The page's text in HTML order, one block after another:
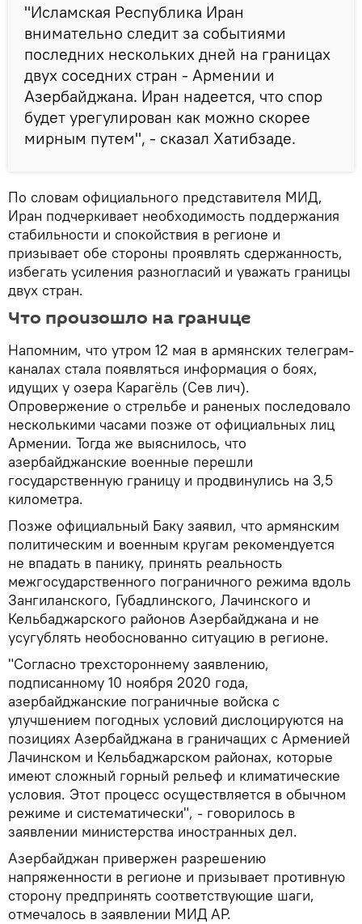
"Исламская Республика Иран
внимательно следит за событиями
последних нескольких дней на границах
двух соседних стран - Армении и
Азербайджана. Иран надеется, что спор
будет урегулирован как можно скорее
мирным путем", - сказал Хатибзаде.
По словам официального представителя МИД,
Иран подчеркивает необходимость поддержания
стабильности и спокойствия в регионе и
призывает обе стороны проявлять сдержанность,
избегать усиления разногласий и уважать границы
двух стран.
Что произошло на границе
Напомним, что утром 12 мая в армянских телеграм-
каналах стала появляться информация о боях,
идущих у озера Карагёль (Сев лич).
Опровержение о стрельбе и раненых последовало
несколькими часами позже от официальных лиц
Армении. Тогда же выяснилось, что
азербайджанские военные перешли
государственную границу и продвинулись на 3,5
километра.
Позже официальный Баку заявил, что армянским
политическим и военным кругам рекомендуется
не впадать в панику, принять реальность
межгосударственного пограничного режима вдоль
Зангиланского, Губадлинского, Лачинского и
Кельбаджарского районов Азербайджана и не
усугублять необоснованно ситуацию в регионе.
"Согласно трехстороннему заявлению,
подписанному 10 ноября 2020 года,
азербайджанские пограничные войска с
улучшением погодных условий дислоцируются на
позициях Азербайджана в граничащих с Арменией
Лачинском и Кельбаджарском районах, которые
имеют сложный горный рельеф и климатические
условия. Этот процесс осуществляется в обычном
режиме и систематически", - говорилось в
заявлении министерства иностранных дел.
Азербайджан привержен разрешению
напряженности в регионе и призывает противную
сторону предпринять соответствующие шаги,
отмечалось в заявлении МИД АР.